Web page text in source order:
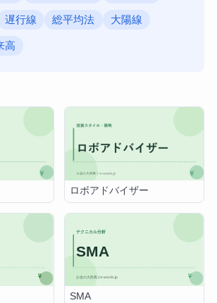
遅行線 総平均法 大陽線
高
ロボアドバイザー
SMA